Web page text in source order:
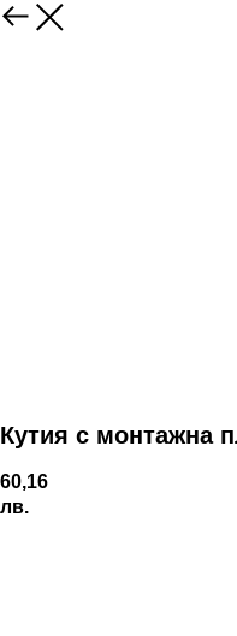
Кутия с монтажна
60,16
лв.